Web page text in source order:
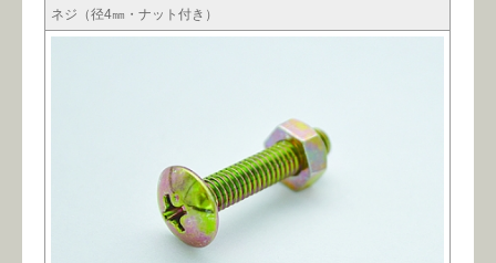
ネジ（径4㎜・ナット付き）
丸源の技 お買いものガイド
コラム